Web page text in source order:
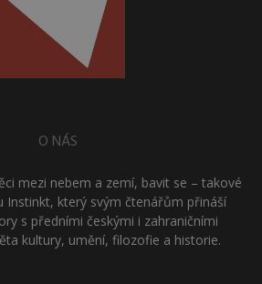
O NÁS
mezi nebem a zemí, bavit se – takové
Instinkt, který svým čtenářům přináší
s předními českými i zahraničními
kultury, umění, filozofie a historie.